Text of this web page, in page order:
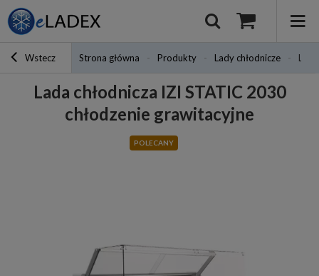
Wstecz Strona główna Produkty Lady chłodnicze
Lada chłodnicza IZI STATIC 2030
chłodzenie grawitacyjne
POLECANY